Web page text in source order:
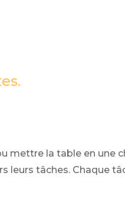
mettre la table en une
leurs tâches. Chaque